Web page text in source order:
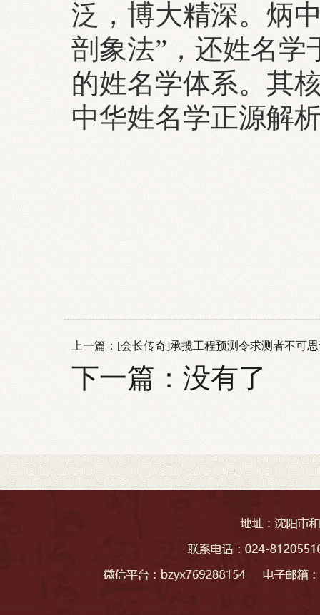
泛，博大精深。炳
剖象法”，还姓名
的姓名学体系。其
中华姓名学正源解
上一篇： [会长传奇]承揽工程预测令求测者不可
下一篇：没有了